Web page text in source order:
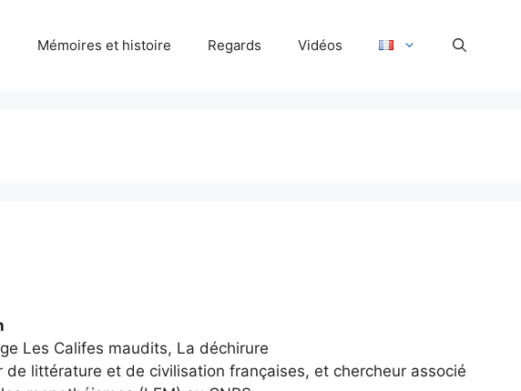
Mémoires et histoire Regards Vidéos
Les Califes maudits, La déchirure
de littérature et de civilisation françaises, et chercheur associé